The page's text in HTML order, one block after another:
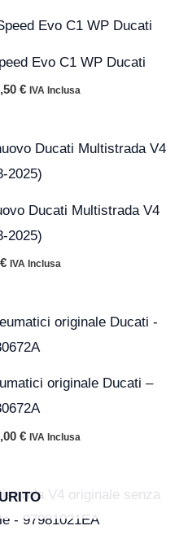
Evo C1 WP Ducati
€.
€
Il
è:
119,50 €.
IVA Inclusa
Ducati Multistrada V4
2025)
€ IVA Inclusa
originale Ducati –
€.
€
Il
attuale
160,00 €.
IVA Inclusa
Il
prezzo
attuale